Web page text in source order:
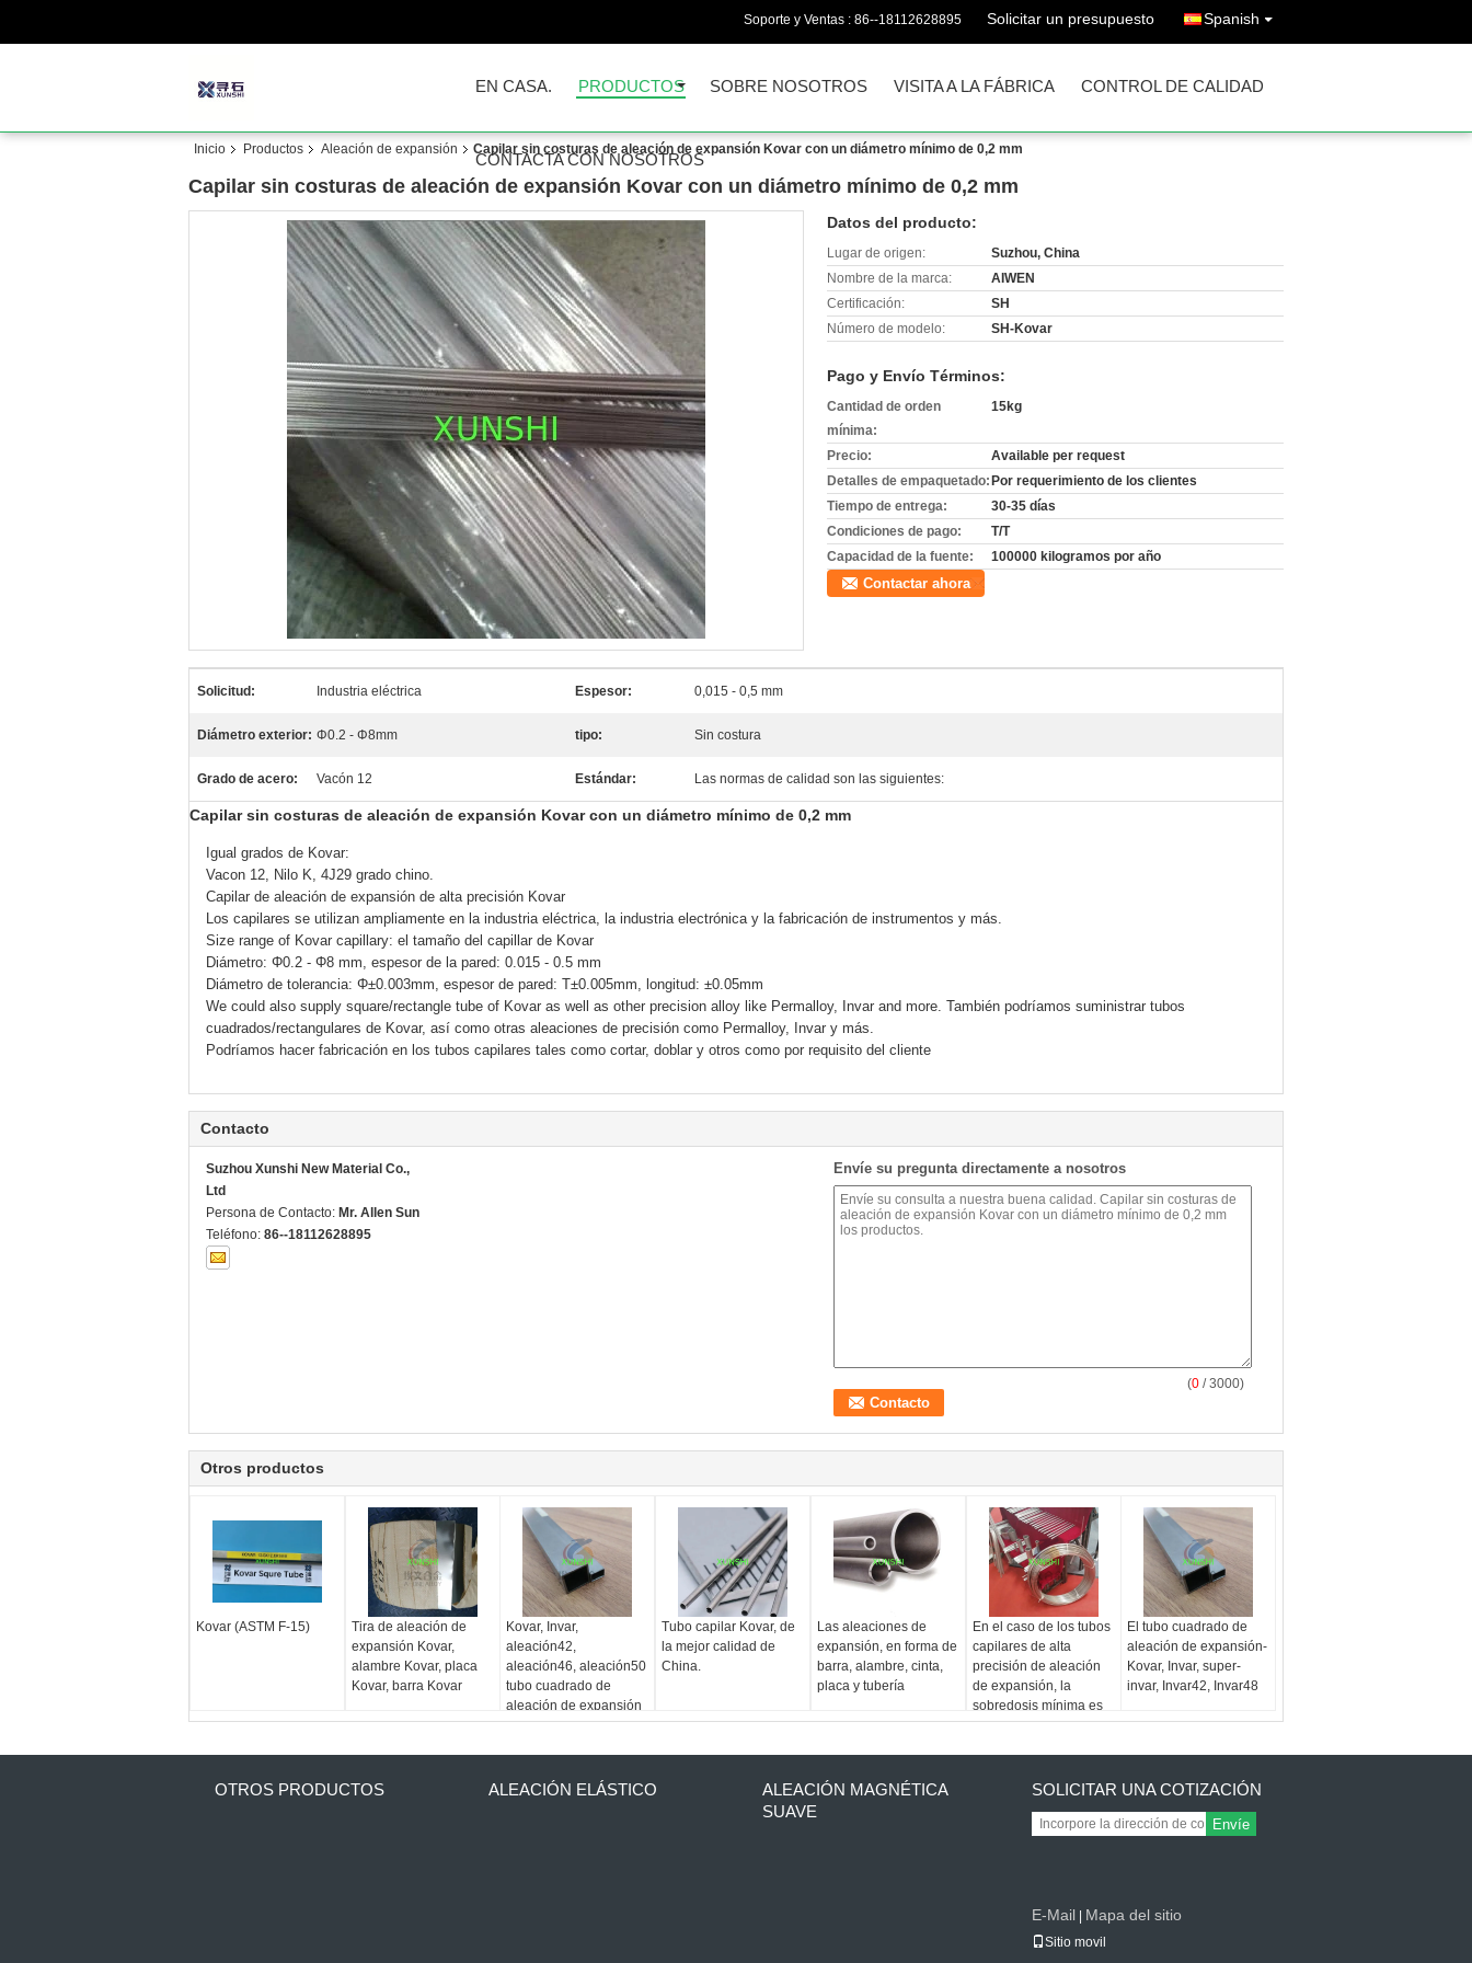
Soporte y Ventas : 86--18112628895 Solicitar un presupuesto Spanish
EN CASA. PRODUCTOS SOBRE NOSOTROS VISITA A LA FÁBRICA CONTROL DE CALIDAD
CONTACTA CON NOSOTROS
Inicio Productos Aleación de expansión Capilar sin costuras de aleación de expansión Kovar con un diámetro mínimo de 0,2 mm
Capilar sin costuras de aleación de expansión Kovar con un diámetro mínimo de 0,2 mm
Datos del producto:
Lugar de origen:
Suzhou, China
Nombre de la marca:
AIWEN
Certificación:
SH
Número de modelo:
SH-Kovar
Pago y Envío Términos:
Cantidad de orden
mínima:
15kg
Precio:
Available per request
Detalles de empaquetado: Por requerimiento de los clientes
Tiempo de entrega:
30-35 días
Condiciones de pago:
T/T
Capacidad de la fuente:
100000 kilogramos por año
Contactar ahora
Solicitud: Industria eléctrica Espesor: 0,015 - 0,5 mm
Diámetro exterior: Φ0.2 - Φ8mm tipo: Sin costura
Grado de acero: Vacón 12 Estándar: Las normas de calidad son las siguientes:
Capilar sin costuras de aleación de expansión Kovar con un diámetro mínimo de 0,2 mm
Igual grados de Kovar:
Vacon 12, Nilo K, 4J29 grado chino.
Capilar de aleación de expansión de alta precisión Kovar
Los capilares se utilizan ampliamente en la industria eléctrica, la industria electrónica y la fabricación de instrumentos y más.
Size range of Kovar capillary: el tamaño del capillar de Kovar
Diámetro: Φ0.2 - Φ8 mm, espesor de la pared: 0.015 - 0.5 mm
Diámetro de tolerancia: Φ±0.003mm, espesor de pared: T±0.005mm, longitud: ±0.05mm
We could also supply square/rectangle tube of Kovar as well as other precision alloy like Permalloy, Invar and more. También podríamos suministrar tubos
cuadrados/rectangulares de Kovar, así como otras aleaciones de precisión como Permalloy, Invar y más.
Podríamos hacer fabricación en los tubos capilares tales como cortar, doblar y otros como por requisito del cliente
Contacto
Suzhou Xunshi New Material Co.,
Ltd
Persona de Contacto: Mr. Allen Sun
Teléfono: 86--18112628895
Envíe su pregunta directamente a nosotros
(0 / 3000)
Otros productos
Kovar (ASTM F-15)
Tira de aleación de
expansión Kovar,
alambre Kovar, placa
Kovar, barra Kovar
Kovar, Invar,
aleación42,
aleación46, aleación50
tubo cuadrado de
aleación de expansión
Tubo capilar Kovar, de
la mejor calidad de
China.
Las aleaciones de
expansión, en forma de
barra, alambre, cinta,
placa y tubería
En el caso de los tubos
capilares de alta
precisión de aleación
de expansión, la
sobredosis mínima es
de 0,2 mm.
El tubo cuadrado de
aleación de expansión-
Kovar, Invar, super-
invar, Invar42, Invar48
OTROS PRODUCTOS ALEACIÓN ELÁSTICO
ALEACIÓN MAGNÉTICA
SUAVE
SOLICITAR UNA COTIZACIÓN
Envíe
E-Mail Mapa del sitio
Sitio movil